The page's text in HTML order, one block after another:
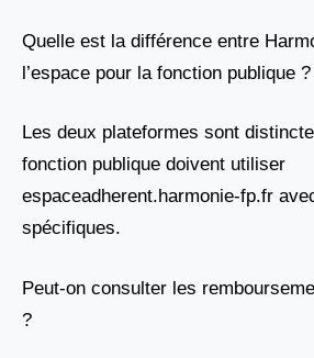
Quelle est la différence entre
l’espace pour la fonction publique ?
Les deux plateformes sont
fonction publique doivent utiliser
espaceadherent.harmonie-fp.fr
spécifiques.
Peut-on consulter les
?